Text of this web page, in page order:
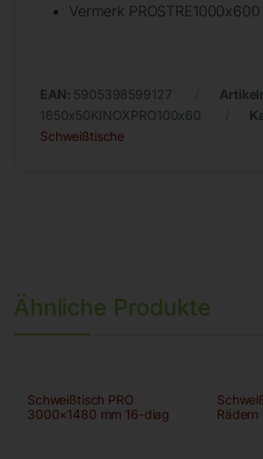
Vermerk PROSTRE1000x600
EAN: 5905398599127
1650x50KINOXPRO100x60
Schweißtische
Ähnliche Produkte
Schweißtisch PRO
3000×1480 mm 16-diag